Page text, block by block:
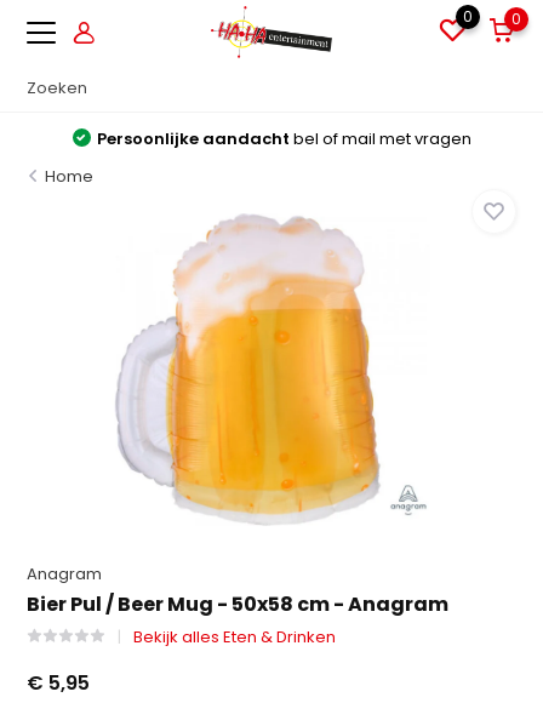
0 0
Persoonlijke aandacht bel of mail met vragen
Home
Anagram
Bier Pul / Beer Mug - 50x58 cm - Anagram
Bekijk alles Eten & Drinken
€ 5,95